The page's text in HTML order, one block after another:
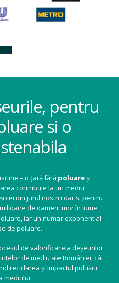
pentru
si o
– o țară fără poluareși
contribuie la un mediu
cei din jurul nostru dar si pentru
de oameni mor în lume
iar un numar exponential
de poluare.
de valorificare a deșeurilor
de mediu ale României, cât
reciclarea și impactul poluării
mediului.